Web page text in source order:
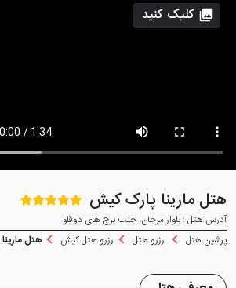
هتل مارینا پارک کیش
آدرس هتل : بلوار مرجان، جنب برج های دوقلو
پرشین هتل
رزرو هتل رزرو هتل کیش هتل
کلیک کنید